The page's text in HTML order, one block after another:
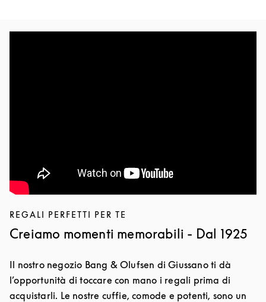
REGALI PERFETTI PER TE
Creiamo momenti memorabili - Dal 1925
Il nostro negozio Bang & Olufsen di Giussano ti dà
l’opportunità di toccare con mano i regali prima di
acquistarli. Le nostre cuffie, comode e potenti, sono un